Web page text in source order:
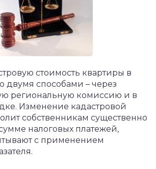
стоимость квартиры в
двумя способами – через
региональную комиссию и в
Изменение кадастровой
собственникам существенно
налоговых платежей,
с применением